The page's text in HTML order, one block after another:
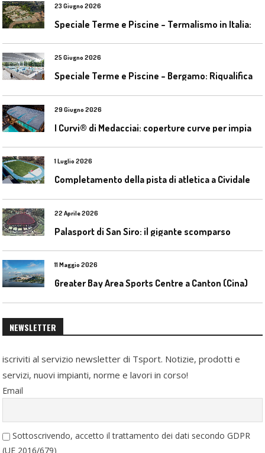
23 Giugno 2026
25 Giugno 2026
29 Giugno 2026
1 Luglio 2026
22 Aprile 2026
Palasport di San Siro: il gigante scomparso
11 Maggio 2026
Greater Bay Area Sports Centre a Canton (Cina)
NEWSLETTER
iscriviti al servizio newsletter di Tsport. Notizie, prodotti e
servizi, nuovi impianti, norme e lavori in corso!
Email
Sottoscrivendo, accetto il trattamento dei dati secondo GDPR
(UE 2016/679)